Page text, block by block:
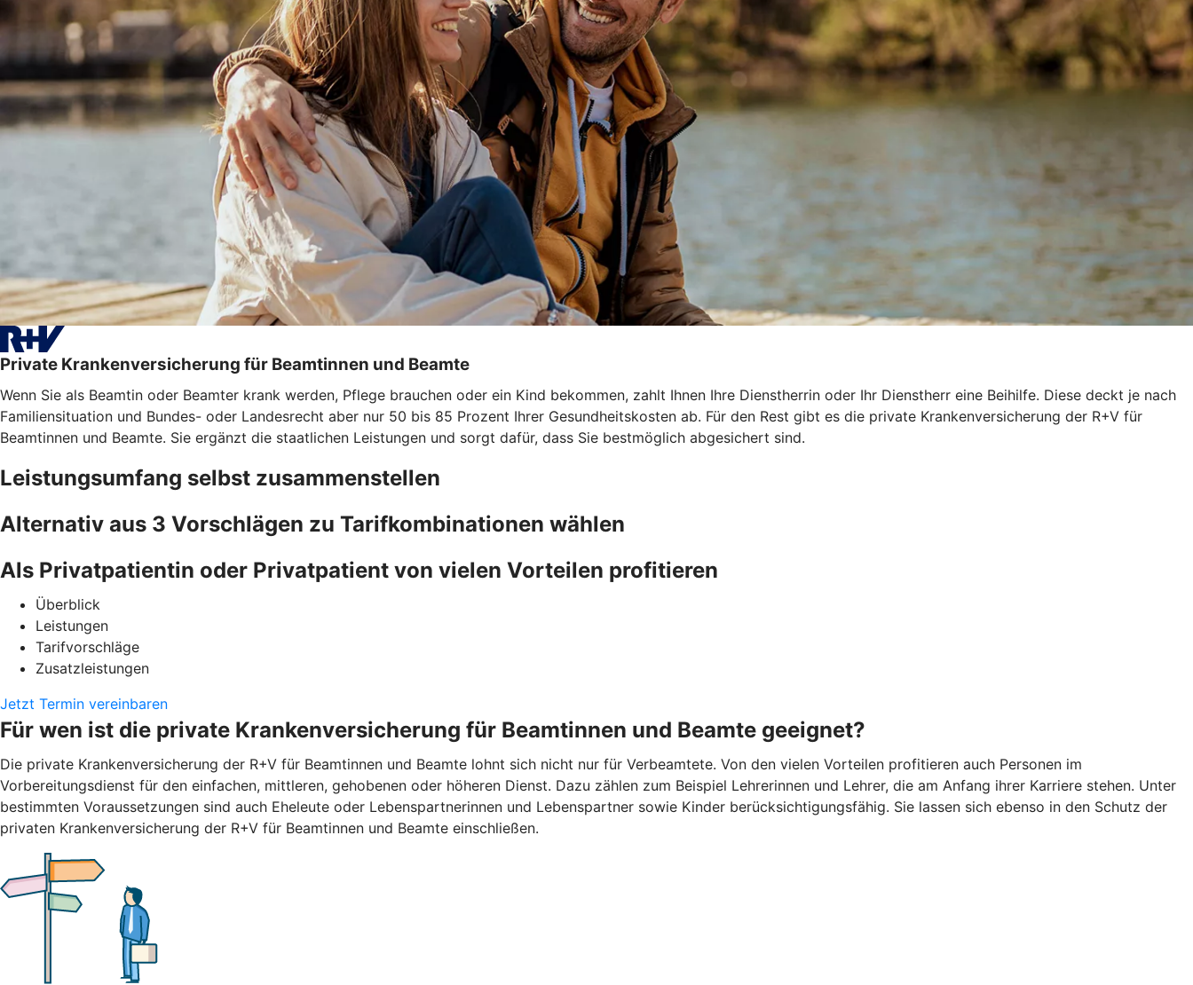
Private Krankenversicherung für Beamtinnen und Beamte
Wenn Sie als Beamtin oder Beamter krank werden, Pflege brauchen oder ein Kind bekommen, zahlt Ihnen Ihre Dienstherrin oder Ihr Dienstherr eine Beihilfe. Diese deckt je nach
Familiensituation und Bundes- oder Landesrecht aber nur 50 bis 85 Prozent Ihrer Gesundheitskosten ab. Für den Rest gibt es die private Krankenversicherung der R+V für
Beamtinnen und Beamte. Sie ergänzt die staatlichen Leistungen und sorgt dafür, dass Sie bestmöglich abgesichert sind.
Leistungsumfang selbst zusammenstellen
Alternativ aus 3 Vorschlägen zu Tarifkombinationen wählen
Als Privatpatientin oder Privatpatient von vielen Vorteilen profitieren
Überblick
Leistungen
Tarifvorschläge
Zusatzleistungen
Jetzt Termin vereinbaren
Für wen ist die private Krankenversicherung für Beamtinnen und Beamte geeignet?
Die private Krankenversicherung der R+V für Beamtinnen und Beamte lohnt sich nicht nur für Verbeamtete. Von den vielen Vorteilen profitieren auch Personen im
Vorbereitungsdienst für den einfachen, mittleren, gehobenen oder höheren Dienst. Dazu zählen zum Beispiel Lehrerinnen und Lehrer, die am Anfang ihrer Karriere stehen. Unter
bestimmten Voraussetzungen sind auch Eheleute oder Lebenspartnerinnen und Lebenspartner sowie Kinder berücksichtigungsfähig. Sie lassen sich ebenso in den Schutz der
privaten Krankenversicherung der R+V für Beamtinnen und Beamte einschließen.